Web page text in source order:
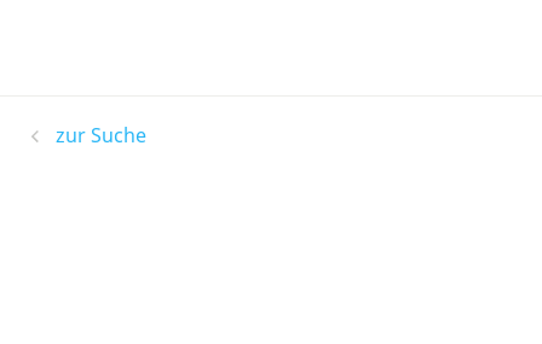
zur Suche